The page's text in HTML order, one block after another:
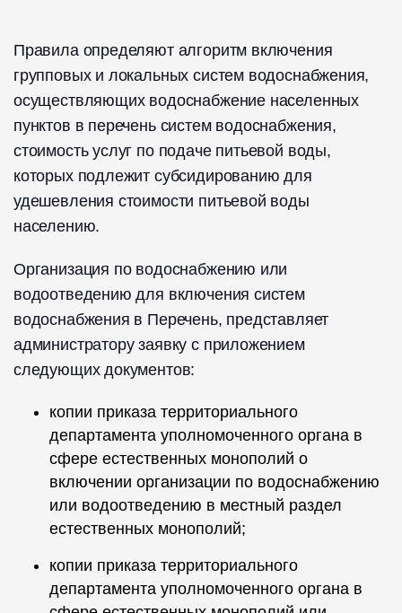
Правила определяют алгоритм включения
групповых и локальных систем водоснабжения,
осуществляющих водоснабжение населенных
пунктов в перечень систем водоснабжения,
стоимость услуг по подаче питьевой воды,
которых подлежит субсидированию для
удешевления стоимости питьевой воды
населению.
Организация по водоснабжению или
водоотведению для включения систем
водоснабжения в Перечень, представляет
администратору заявку с приложением
следующих документов:
копии приказа территориального
департамента уполномоченного органа в
сфере естественных монополий о
включении организации по водоснабжению
или водоотведению в местный раздел
естественных монополий;
копии приказа территориального
департамента уполномоченного органа в